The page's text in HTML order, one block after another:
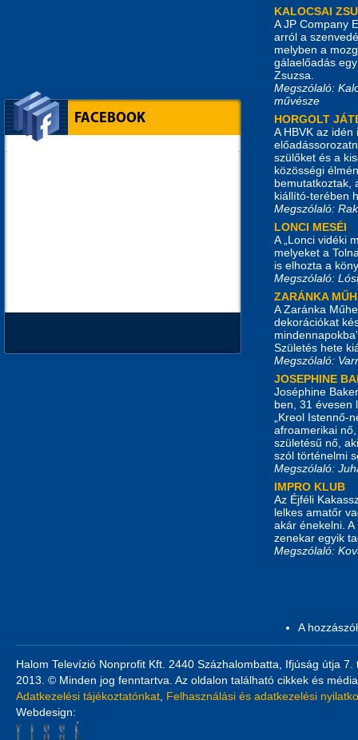
KALOCSAI
A JP Company
arról a
melyben a
gálaelőadás
Zsuzsa.
Megszólaló:
művésze
HORGOLT
A HBVK az
szülőket és a
közösségi
bemutatkoztak,
kiállító-terében
Megszólaló:
LONCI MESÉI
A „Lonci vidéki
melyeket a
is elhozta a
Megszólaló:
ZARÁNKA
A Zaránka
dekorációkat
Születés hete
Megszólaló:
JOSEPHINE
Joséphine
ben, 31 évesen
„Kreol Istennő-
afroamerikai
születésű nő,
szól történelmi
Megszólaló:
IMPRO KLUB
Az Éjféli
lelkes amatőr
akár énekelni.
zenekar egyik
Megszólaló:
A
FACEBOOK
Halom Televízió Nonprofit Kft. 2440 Százhalombatta, Ifjúság útja
2013. © Minden jog fenntartva. Az oldalon található cikkek és
Adatkezelési tájékoztatónkat Felhasználási és adatkezelési
Webdesign: